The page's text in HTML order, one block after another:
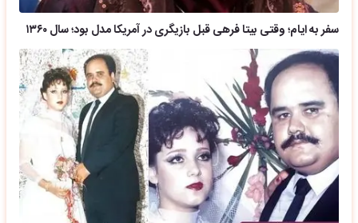
سفر به ایام؛ وقتی بیتا فرهی قبل بازیگری در آمریکا مدل بود؛ سال ۱۳۶۰